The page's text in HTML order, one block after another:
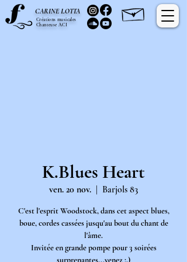
CARINE LOTTA
Chanteuse ACI
Créations musicales
K.Blues Heart
ven. 20 nov. Barjols 83
C'est l'esprit Woodstock, dans cet aspect blues,
boue, cordes cassées jusqu'au bout du chant de
l'âme.
Invitée en grande pompe pour 3 soirées
surprenantes...venez ;.)